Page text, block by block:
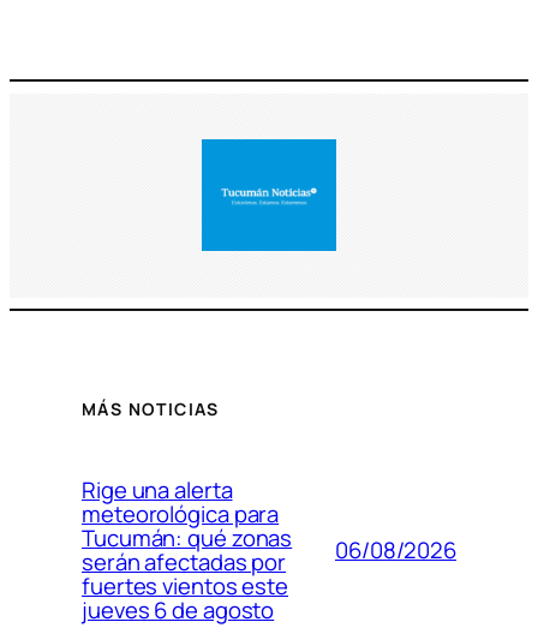
MÁS NOTICIAS
Rige una alerta
meteorológica para
Tucumán: qué zonas
serán afectadas por
fuertes vientos este
jueves 6 de agosto
06/08/2026